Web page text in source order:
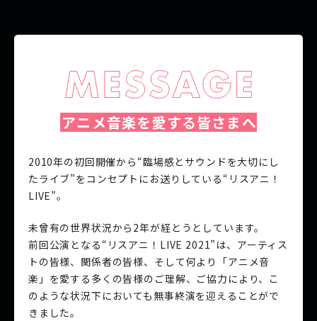
アニメ音楽を愛する皆さまへ
2010年の初回開催から“臨場感とサウンドを大切にし
たライブ”をコンセプトにお送りしている“リスアニ！
LIVE”。
未曾有の世界状況から2年が経とうとしています。
前回公演となる“リスアニ！LIVE 2021”は、アーティス
トの皆様、関係者の皆様、そして何より「アニメ音
楽」を愛する多くの皆様のご理解、ご協力により、こ
のような状況下においても無事終演を迎えることがで
きました。